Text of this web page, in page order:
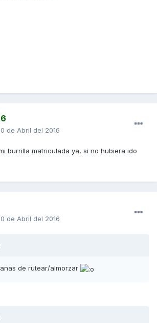
de Abril del 2016
burrilla matriculada ya, si no hubiera ido
de Abril del 2016
de rutear/almorzar